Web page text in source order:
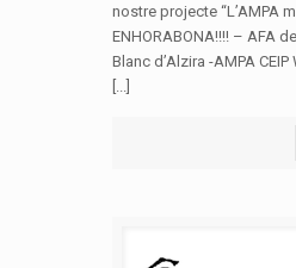
nostre projecte “L’AMPA
ENHORABONA!!!! – AFA
Blanc d’Alzira -AMPA
[...]